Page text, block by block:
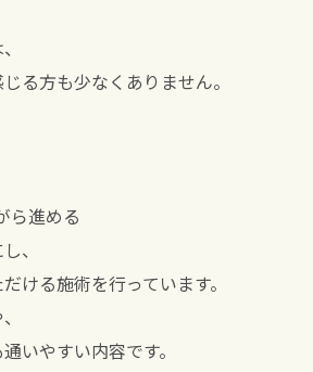
る方も少なくありません。
ら進める
、
ける施術を行っています。
いやすい内容です。